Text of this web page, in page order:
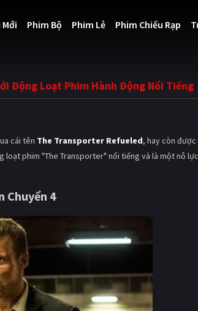
Phim Bộ Phim Lẻ Phim Chiếu Rạp
Động Loạt Phim Hành Động Nổi Tiếng
cái tên The Transporter Refueled, hay còn
loạt phim "The Transporter" nổi tiếng và là một nỗ
Chuyển 4